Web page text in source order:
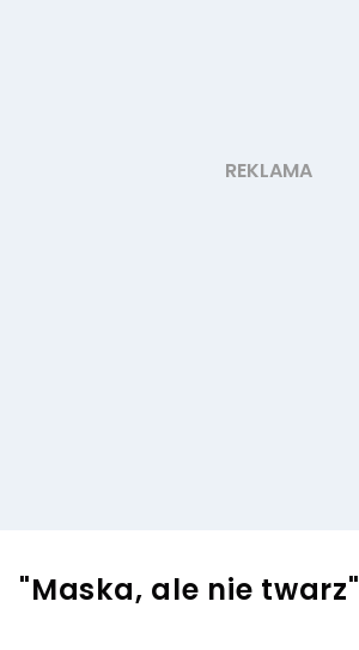
"Maska, ale nie twarz"